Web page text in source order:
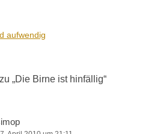
aufwendig
„Die Birne ist hinfällig“